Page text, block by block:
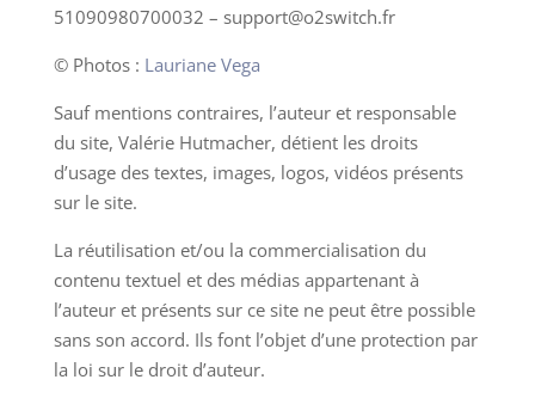
51090980700032 – support@o2switch.fr
© Photos : Lauriane Vega
Sauf mentions contraires, l’auteur et responsable
du site, Valérie Hutmacher, détient les droits
d’usage des textes, images, logos, vidéos présents
sur le site.
La réutilisation et/ou la commercialisation du
contenu textuel et des médias appartenant à
l’auteur et présents sur ce site ne peut être possible
sans son accord. Ils font l’objet d’une protection par
la loi sur le droit d’auteur.